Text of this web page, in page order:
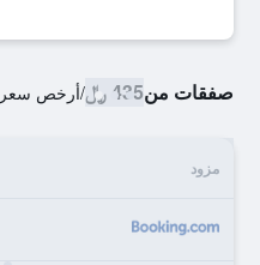
صفقات من435 ﷼ /أرخص سعر
مزود